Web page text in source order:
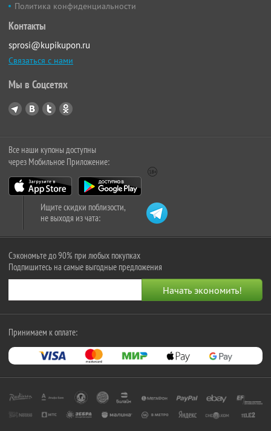
Политика конфиденциальности
Контакты
sprosi@kupikupon.ru
Связаться с нами
Мы в Соцсетях
Все наши купоны доступны
через Мобильное Приложение:
Ищите скидки поблизости,
не выходя из чата:
Сэкономьте до 90% при любых покупках
Подпишитесь на самые выгодные предложения
Принимаем к оплате: